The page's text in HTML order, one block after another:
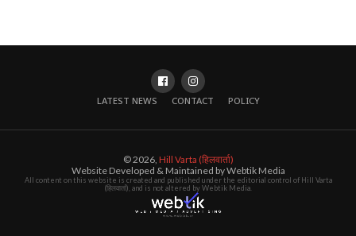
LATEST NEWS CONTACT POLICY
© 2026, Hill Varta (हिलवार्ता)
Website Developed & Maintained by Webtik Media
All content on this website is created and published under the editorial control of Hill Varta
(हिलवार्ता), and is not altered by Webtik Media.